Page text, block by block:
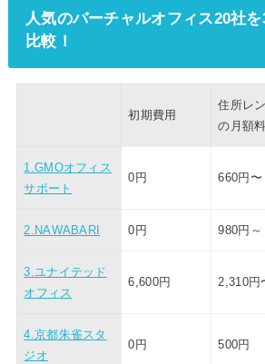
人気のバーチャルオフィス20社
比較！
初期費用
住所レ
の月額
1.GMOオフィス
サポート
0円 660円〜
2.NAWABARI 0円 980円～
3.ユナイテッド
オフィス
6,600円 2,310円
4.京都朱雀スタ
ジオ
0円 500円